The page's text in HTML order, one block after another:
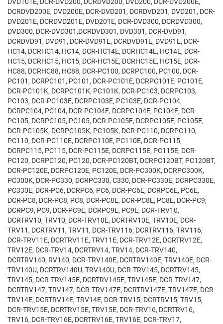
DCRDVD200E, DVD200E, DCR-DVD201, DCRDVD201, DVD201, DCR-
DVD201E, DCRDVD201E, DVD201E, DCR-DVD300, DCRDVD300,
DVD300, DCR-DVD301,DCRDVD301, DVD301, DCR-DVD91,
DCRDVD91, DVD91, DCR-DVD91E, DCRDVD91E, DVD91E, DCR-
HC14, DCRHC14, HC14, DCR-HC14E, DCRHC14E, HC14E, DCR-
HC15, DCRHC15, HC15, DCR-HC15E, DCRHC15E, HC15E, DCR-
HC88, DCRHC88, HC88, DCR-PC100, DCRPC100, PC100, DCR-
PC101, DCRPC101, PC101, DCR-PC101E, DCRPC101E, PC101E,
DCR-PC101K, DCRPC101K, PC101K, DCR-PC103, DCRPC103,
PC103, DCR-PC103E, DCRPC103E, PC103E, DCR-PC104,
DCRPC104, PC104, DCR-PC104E, DCRPC104E, PC104E, DCR-
PC105, DCRPC105, PC105, DCR-PC105E, DCRPC105E, PC105E,
DCR-PC105K, DCRPC105K, PC105K, DCR-PC110, DCRPC110,
PC110, DCR-PC110E, DCRPC110E, PC110E, DCR-PC115,
DCRPC115, PC115, DCR-PC115E, DCRPC115E, PC115E, DCR-
PC120, DCRPC120, PC120, DCR-PC120BT, DCRPC120BT, PC120BT,
DCR-PC120E, DCRPC120E, PC120E, DCR-PC300K, DCRPC300K,
PC300K, DCR-PC330, DCRPC330, C330, DCR-PC330E, DCRPC330E,
PC330E, DCR-PC6, DCRPC6, PC6, DCR-PC6E, DCRPC6E, PC6E,
DCR-PC8, DCR-PC8, PC8, DCR-PC8E, DCR-PC8E, PC8E, DCR-PC9,
DCRPC9, PC9, DCR-PC9E, DCRPC9E, PC9E, DCR-TRV10,
DCRTRV10, TRV10, DCR-TRV10E, DCRTRV10E, TRV10E, DCR-
TRV11, DCRTRV11, TRV11, DCR-TRV116, DCRTRV116, TRV116,
DCR-TRV11E, DCRTRV11E, TRV11E, DCR-TRV12E, DCRTRV12E,
TRV12E, DCR-TRV14, DCRTRV14, TRV14, DCR-TRV140,
DCRTRV140, RV140, DCR-TRV140E, DCRTRV140E, TRV140E, DCR-
TRV140U, DCRTRV140U, TRV140U, DCR-TRV145, DCRTRV145,
TRV145, DCR-TRV145E, DCRTRV145E, TRV145E, DCR-TRV147,
DCRTRV147, TRV147, DCR-TRV147E, DCRTRV147E, TRV147E, DCR-
TRV14E, DCRTRV14E, TRV14E, DCR-TRV15, DCRTRV15, TRV15,
DCR-TRV15E, DCRTRV15E, TRV15E, DCR-TRV16, DCRTRV16,
TRV16, DCR-TRV16E, DCRTRV16E, TRV16E, DCR-TRV17,